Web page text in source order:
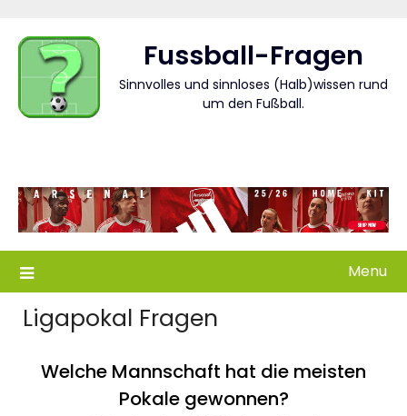
content
Fussball-Fragen
Sinnvolles und sinnloses (Halb)wissen rund
um den Fußball.
Menu
Ligapokal Fragen
Welche Mannschaft hat die meisten
Pokale gewonnen?